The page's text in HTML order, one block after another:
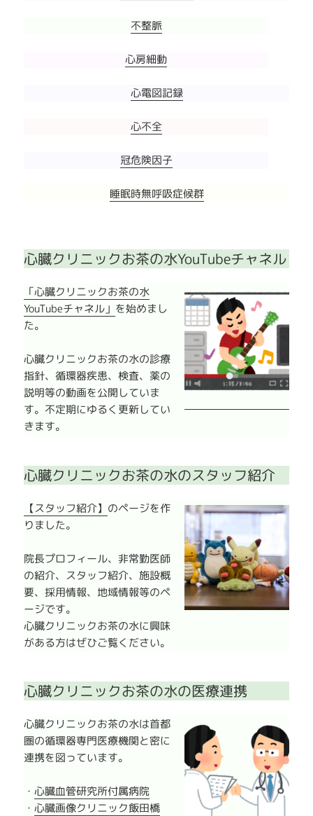
不整脈
心房細動
心電図記録
心不全
冠危険因子
睡眠時無呼吸症候群
心臓クリニックお茶の水YouTubeチャネル
「心臓クリニックお茶の水
YouTubeチャネル」 を始めまし
た。
心臓クリニックお茶の水の診療
指針、循環器疾患、検査、薬の
説明等の動画を公開していま
す。不定期にゆるく更新してい
きます。
心臓クリニックお茶の水のスタッフ紹介
【スタッフ紹介】 のページを作
りました。
院長プロフィール、非常勤医師
の紹介、スタッフ紹介、施設概
要、採用情報、地域情報等のペ
ージです。
心臓クリニックお茶の水に興味
がある方はぜひご覧ください。
心臓クリニックお茶の水の医療連携
心臓クリニックお茶の水は首都
圏の循環器専門医療機関と密に
連携を図っています。
・心臓血管研究所付属病院
・心臓画像クリニック飯田橋